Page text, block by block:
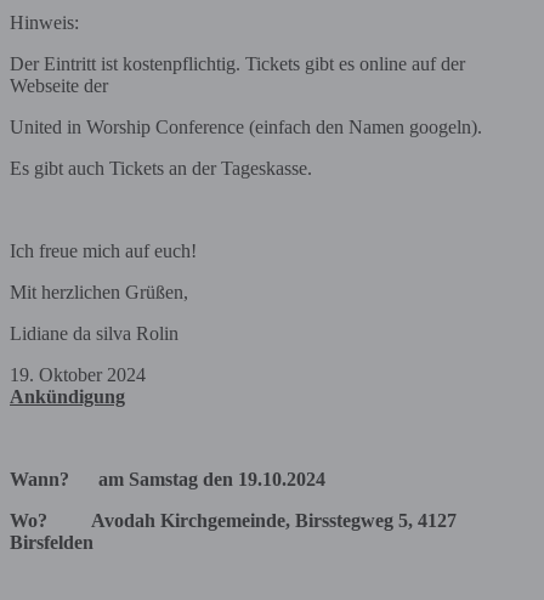
Hinweis:
Der Eintritt ist kostenpflichtig. Tickets gibt es online auf der
Webseite der
United in Worship Conference (einfach den Namen googeln).
Es gibt auch Tickets an der Tageskasse.
Ich freue mich auf euch!
Mit herzlichen Grüßen,
Lidiane da silva Rolin
19. Oktober 2024
Ankündigung
Wann? am Samstag den 19.10.2024
Wo?
Avodah Kirchgemeinde, Birsstegweg 5, 4127
Birsfelden